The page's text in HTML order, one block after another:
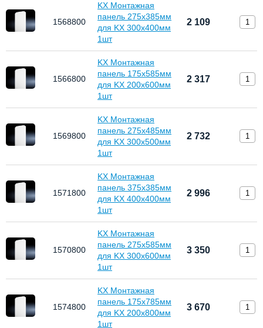
1568800
KX Монтажная
панель 275х385мм
для KX 300х400мм
1шт
2 109
1566800
KX Монтажная
панель 175х585мм
для KX 200х600мм
1шт
2 317
1569800
KX Монтажная
панель 275х485мм
для KX 300х500мм
1шт
2 732
1571800
KX Монтажная
панель 375х385мм
для KX 400х400мм
1шт
2 996
1570800
KX Монтажная
панель 275х585мм
для KX 300х600мм
1шт
3 350
1574800
KX Монтажная
панель 175х785мм
для KX 200х800мм
1шт
3 670